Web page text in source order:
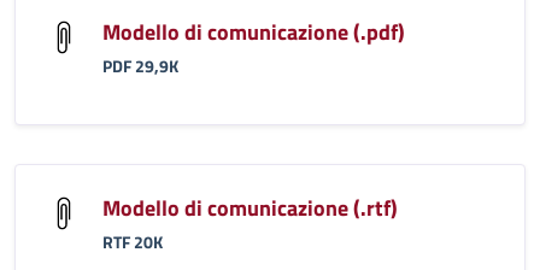
Modello di comunicazione (.pdf)
PDF 29,9K
Modello di comunicazione (.rtf)
RTF 20K